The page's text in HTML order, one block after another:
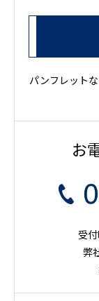
パンフレット
お
受
弊